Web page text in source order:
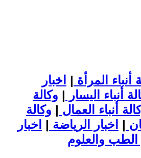
أنباء المرأة | اخبار
أنباء اليسار | وكالة
أنباء العمال | وكالة
| اخبار الرياضة | اخبار